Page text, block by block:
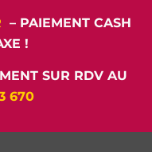
– PAIEMENT CASH
!
SUR RDV AU
670